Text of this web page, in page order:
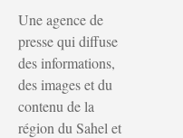
Une agence de
presse qui diffuse
des informations,
des images et du
contenu de la
région du Sahel et